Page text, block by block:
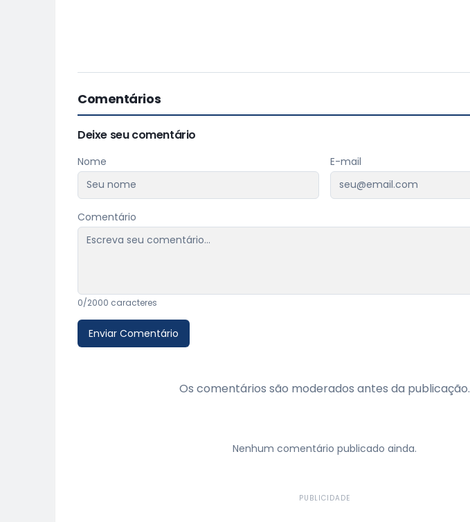
Comentários
Deixe seu comentário
Nome E-mail
Comentário
0/2000 caracteres
Enviar Comentário
Os comentários são moderados antes da publicação.
Nenhum comentário publicado ainda.
PUBLICIDADE